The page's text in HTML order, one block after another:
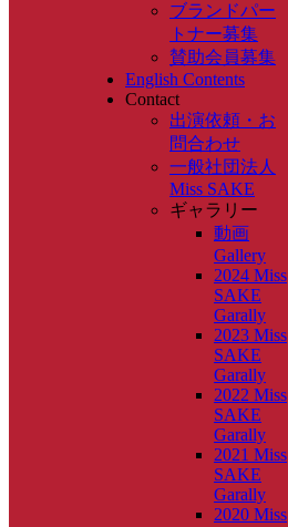
ブランドパー
トナー募集
賛助会員募集
English Contents
Contact
出演依頼・お
問合わせ
一般社団法人
Miss SAKE
ギャラリー
動画
Gallery
2024 Miss
SAKE
Garally
2023 Miss
SAKE
Garally
2022 Miss
SAKE
Garally
2021 Miss
SAKE
Garally
2020 Miss